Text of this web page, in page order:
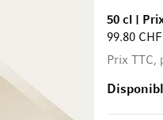
50 cl
99.80 CHF
Prix TTC,